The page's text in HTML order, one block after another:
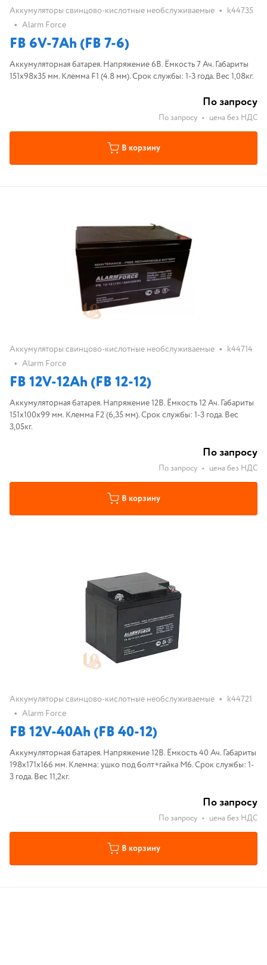
Аккумуляторы свинцово-кислотные необслуживаемые • k44735
• Alarm Force
FB 6V-7Ah (FB 7-6)
Аккумуляторная батарея. Напряжение 6В. Ёмкость 7 Ач. Габариты
151х98х35 мм. Клемма F1 (4.8 мм). Срок службы: 1-3 года. Вес 1,08кг.
По запросу
По запросу • цена без НДС
В корзину
Аккумуляторы свинцово-кислотные необслуживаемые • k44714
• Alarm Force
FB 12V-12Ah (FB 12-12)
Аккумуляторная батарея. Напряжение 12В. Ёмкость 12 Ач. Габариты
151х100х99 мм. Клемма F2 (6,35 мм). Срок службы: 1-3 года. Вес
3,05кг.
По запросу
По запросу • цена без НДС
В корзину
Аккумуляторы свинцово-кислотные необслуживаемые • k44721
• Alarm Force
FB 12V-40Ah (FB 40-12)
Аккумуляторная батарея. Напряжение 12В. Ёмкость 40 Ач. Габариты
198х171х166 мм. Клемма: ушко под болт+гайка M6. Срок службы: 1-
3 года. Вес 11,2кг.
По запросу
По запросу • цена без НДС
В корзину